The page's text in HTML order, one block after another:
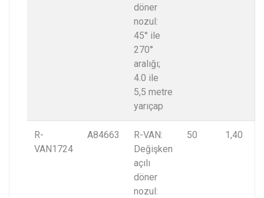
döner
nozul:
45° ile
270°
aralığı;
4.0 ile
5,5 metre
yarıçap
R-
VAN1724
A84663
R-VAN:
Değişken
açılı
döner
nozul:
50 1,40